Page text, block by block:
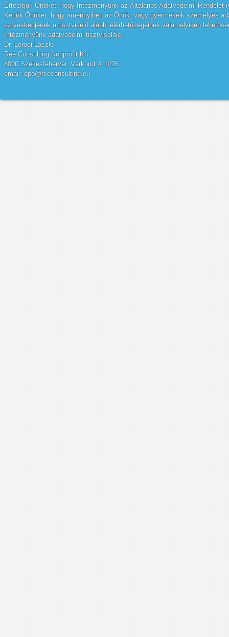
Értesítjük Önöket, hogy Intézményünk az Általános Adatvédelmi
Kérjük Önöket, hogy amennyiben az Önök, vagy gyermekeik személyes
szíveskedjenek a tisztviselő alábbi elérhetőségeinek valamelyikén
Intézményünk adatvédelmi tisztviselője:
Dr. Lórodi László
Reé Consulting Nonprofit Kft.
8000 Székesfehérvár, Várkörút 4. II/26.
email: dpo@reeconsulting.eu